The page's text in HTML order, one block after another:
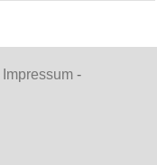
Impressum -